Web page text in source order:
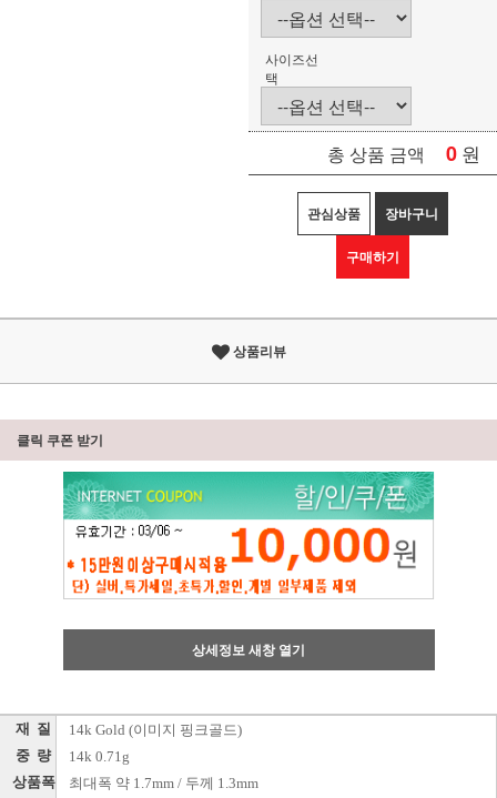
사이즈선
택
총 상품 금액 0 원
관심상품 장바구니
구매하기
상품리뷰
클릭 쿠폰 받기
상세정보 새창 열기
재 질 14k Gold (이미지 핑크골드)
중 량 14k 0.71g
상품폭 최대폭 약 1.7mm / 두께 1.3mm